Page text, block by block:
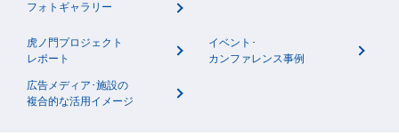
フォトギャラリー
虎ノ門プロジェクト
レポート
イベント･
カンファレンス事例
広告メディア･施設の
複合的な活用イメージ